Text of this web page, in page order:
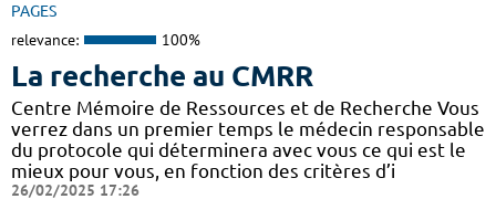
PAGES
relevance: 100%
La recherche au CMRR
Centre Mémoire de Ressources et de Recherche Vous
verrez dans un premier temps le médecin responsable
du protocole qui déterminera avec vous ce qui est le
mieux pour vous, en fonction des critères d’i
26/02/2025 17:26